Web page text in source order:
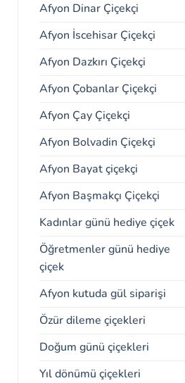
Afyon Dinar Çiçekçi
Afyon İscehisar Çiçekçi
Afyon Dazkırı Çiçekçi
Afyon Çobanlar Çiçekçi
Afyon Çay Çiçekçi
Afyon Bolvadin Çiçekçi
Afyon Bayat çiçekçi
Afyon Başmakçı Çiçekçi
Kadınlar günü hediye çiçek
Öğretmenler günü hediye
çiçek
Afyon kutuda gül siparişi
Özür dileme çiçekleri
Doğum günü çiçekleri
Yıl dönümü çiçekleri